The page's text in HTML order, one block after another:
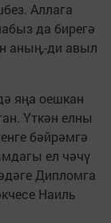
Аллага
да бирегә
аның,-ди авыл
яңа оешкан
Үткән елны
бәйрәмгә
ел чәчү
Дипломга
Наиль